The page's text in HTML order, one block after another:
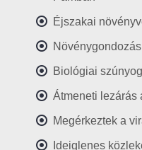
Éjszakai
Biológiai
Átmeneti lezárás
Megérkeztek a
Ideiglenes